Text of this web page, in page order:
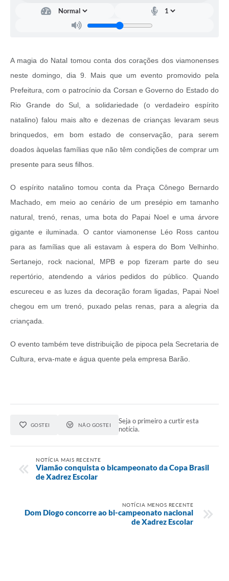
A magia do Natal tomou conta dos corações dos viamonenses
neste domingo, dia 9. Mais que um evento promovido pela
Prefeitura, com o patrocínio da Corsan e Governo do Estado do
Rio Grande do Sul, a solidariedade (o verdadeiro espírito
natalino) falou mais alto e dezenas de crianças levaram seus
brinquedos, em bom estado de conservação, para serem
doados àquelas famílias que não têm condições de comprar um
presente para seus filhos.
O espírito natalino tomou conta da Praça Cônego Bernardo
Machado, em meio ao cenário de um presépio em tamanho
natural, trenó, renas, uma bota do Papai Noel e uma árvore
gigante e iluminada. O cantor viamonense Léo Ross cantou
para as famílias que ali estavam à espera do Bom Velhinho.
Sertanejo, rock nacional, MPB e pop fizeram parte do seu
repertório, atendendo a vários pedidos do público. Quando
escureceu e as luzes da decoração foram ligadas, Papai Noel
chegou em um trenó, puxado pelas renas, para a alegria da
criançada.
O evento também teve distribuição de pipoca pela Secretaria de
Cultura, erva-mate e água quente pela empresa Barão.
GOSTEI NÃO GOSTEI
Seja o primeiro a curtir esta
notícia.
NOTÍCIA MAIS RECENTE
Viamão conquista o bicampeonato da Copa Brasil
de Xadrez Escolar
NOTÍCIA MENOS RECENTE
Dom Diogo concorre ao bi-campeonato nacional
de Xadrez Escolar